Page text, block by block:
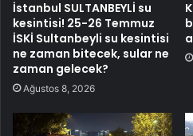
İstanbul SULTANBEYLİ su
kesintisi! 25-26 Temmuz
İSKİ Sultanbeyli su kesintisi
ne zaman bitecek, sular ne
zaman gelecek?
Ağustos 8, 2026